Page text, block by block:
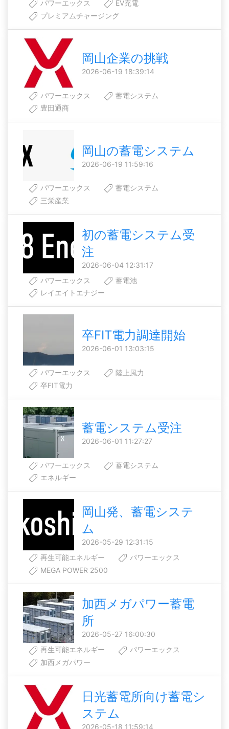
パワーエックス
EV充電
プレミアムチャージング
岡山企業の挑戦
2026-06-19 18:39:14
パワーエックス
蓄電システム
豊田通商
岡山の蓄電システム
2026-06-19 11:59:16
パワーエックス
蓄電システム
三栄産業
初の蓄電システム受
注
2026-06-04 12:31:17
パワーエックス
蓄電池
レイエイトエナジー
卒FIT電力調達開始
2026-06-01 13:03:15
パワーエックス
陸上風力
卒FIT電力
蓄電システム受注
2026-06-01 11:27:27
パワーエックス
蓄電システム
エネルギー
岡山発、蓄電システ
ム
2026-05-29 12:31:15
再生可能エネルギー
パワーエックス
MEGA POWER 2500
加西メガパワー蓄電
所
2026-05-27 16:00:30
再生可能エネルギー
パワーエックス
加西メガパワー
日光蓄電所向け蓄電シ
ステム
2026-05-18 11:59:14